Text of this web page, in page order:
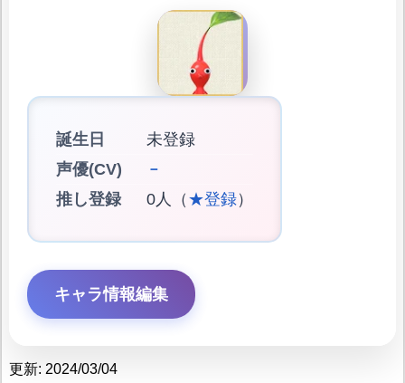
誕生日
未登録
声優(CV)
－
推し登録 0人（ ★登録）
キャラ情報編集
更新: 2024/03/04